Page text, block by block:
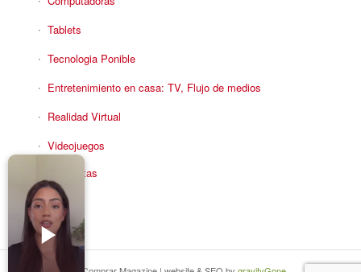
Tablets
Tecnologia Ponible
Entretenimiento en casa: TV, Flujo de medios
Realidad Virtual
Videojuegos
Reciba Ofertas